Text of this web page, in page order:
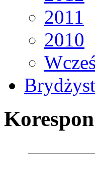
2011
2010